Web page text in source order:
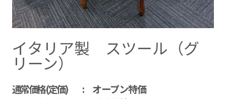
イタリア製 スツール（グ
リーン）
通常価格(定価)
オープン特価